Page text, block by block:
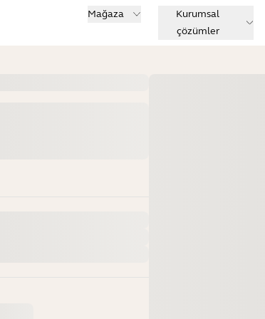
Mağaza
Kurumsal
çözümler